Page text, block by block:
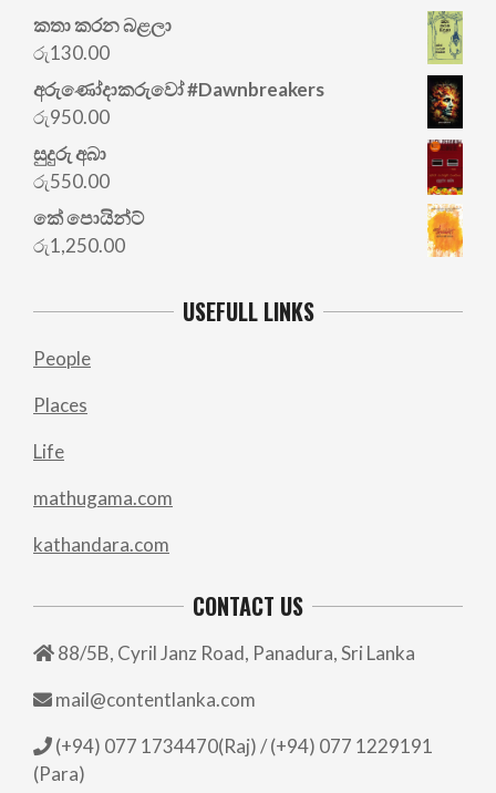
කතා කරන බළලා
රු130.00
අරු‍ණෝදාකරුවෝ #Dawnbreakers
රු950.00
සුදුරු අබා
රු550.00
කේ පොයින්ට්
රු1,250.00
USEFULL LINKS
People
Places
Life
mathugama.com
kathandara.com
CONTACT US
88/5B, Cyril Janz Road, Panadura, Sri Lanka
mail@contentlanka.com
(+94) 077 1734470(Raj) / (+94) 077 1229191
(Para)